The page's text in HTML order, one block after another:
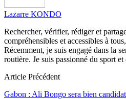
Lazarre KONDO
Rechercher, vérifier, rédiger et
compréhensibles et accessibles à
Récemment, je suis engagé dans la
routière. Je suis passionné du sport
Article Précédent
Gabon : Ali Bongo sera bien